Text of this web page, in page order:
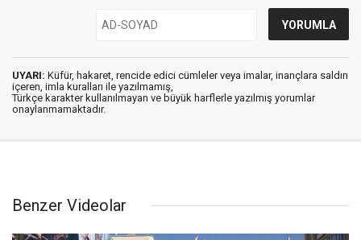
UYARI: Küfür, hakaret, rencide edici cümleler veya imalar, inançlara saldırı
içeren, imla kuralları ile yazılmamış,
Türkçe karakter kullanılmayan ve büyük harflerle yazılmış yorumlar
onaylanmamaktadır.
Benzer Videolar